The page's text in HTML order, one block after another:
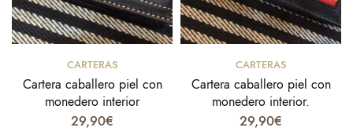
Añadir al carrito
CARTERAS
Cartera caballero piel con
monedero interior
29,90€
Añadir al carrito
CARTERAS
Cartera caballero piel con
monedero interior.
29,90€